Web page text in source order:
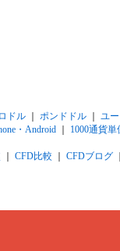
ドル｜ ポンドドル｜ ユ
・Android 1000通貨単
CFD比較 CFDブログ